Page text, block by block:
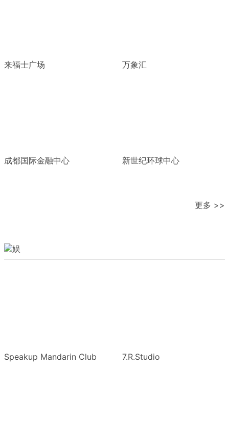
来福士广场 万象汇
成都国际金融中心 新世纪环球中心
更多 >>
Speakup Mandarin Club 7.R.Studio